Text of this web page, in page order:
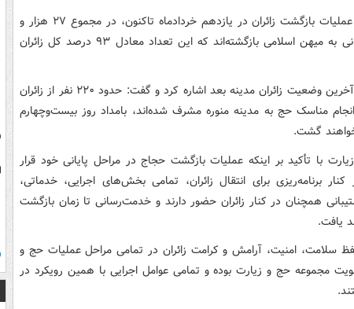
وی ادامه داد: از آغاز عملیات بازگشت زائران در یازدهم خردادماه تاکنون، در مجموع ۲۷ هزار و
۵۴۴ نفر از حجاج ایرانی به میهن اسلامی بازگشته‌اند که این تعداد معادل ۹۳ درصد کل زائران
رشیدیان همچنین به آخرین وضعیت زائران مدینه بعد اشاره کرد و گفت: حدود ۲۲۰ نفر از زائران
مناسک حج به مدینه منوره مشرف شده‌اند، بامداد روز بیست‌وچهارم
گشت.
با تأکید بر اینکه عملیات بازگشت حجاج در مراحل پایانی خود قرار
برنامه‌ریزی برای انتقال زائران، تمامی بخش‌های اجرایی، خدماتی،
همچنان در کنار زائران حضور دارند و خدمت‌رسانی تا زمان بازگشت
یافت.
سلامت، امنیت، آرامش و کرامت زائران در تمامی مراحل عملیات حج و
مجموعه حج و زیارت بوده و تمامی عوامل اجرایی با همین رویکرد در